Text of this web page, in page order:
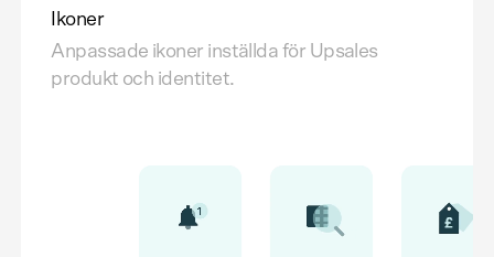
Ikoner
Anpassade ikoner inställda för Upsales
produkt och identitet.